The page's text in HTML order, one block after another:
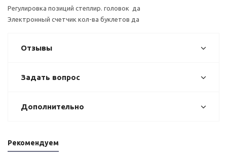
Регулировка позиций степлир. головок да
Электронный счетчик кол-ва буклетов да
Отзывы
Задать вопрос
Дополнительно
Рекомендуем